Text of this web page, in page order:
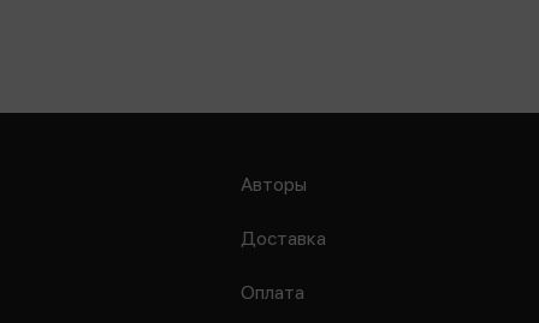
Авторы
Доставка
Оплата